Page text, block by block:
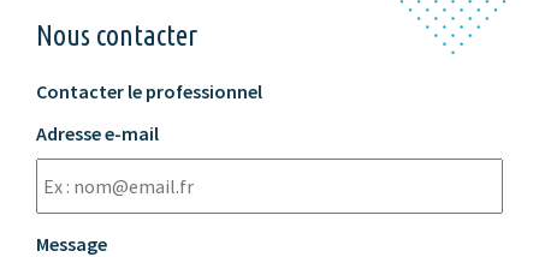
Nous contacter
Contacter le professionnel
Adresse e-mail
Message